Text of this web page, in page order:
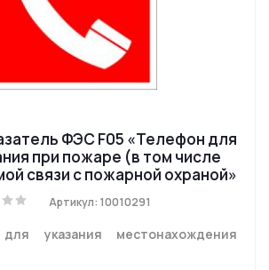
ФЭС F05 «Телефон для
при пожаре (в том числе
связи с пожарной охраной»
Артикул: 10010291
указания местонахождения